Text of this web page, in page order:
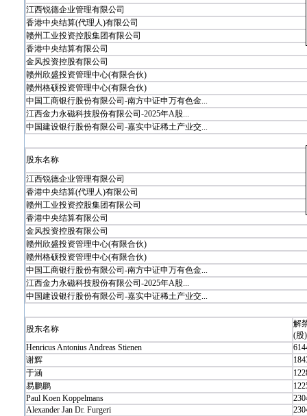
江西锐德企业管理有限公司
香港中央结算(代理人)有限公司
赣州工业投资控股集团有限公司
香港中央结算有限公司
金风投资控股有限公司
赣州欣盛投资管理中心(有限合伙)
赣州格硕投资管理中心(有限合伙)
中国工商银行股份有限公司-南方中证申万有色金...
江西金力永磁科技股份有限公司-2025年A股...
中国建设银行股份有限公司-嘉实中证稀土产业交...
股东名称
江西锐德企业管理有限公司
香港中央结算(代理人)有限公司
赣州工业投资控股集团有限公司
香港中央结算有限公司
金风投资控股有限公司
赣州欣盛投资管理中心(有限合伙)
赣州格硕投资管理中心(有限合伙)
中国工商银行股份有限公司-南方中证申万有色金...
江西金力永磁科技股份有限公司-2025年A股...
中国建设银行股份有限公司-嘉实中证稀土产业交...
股东名称
解
(股)
Henricus Antonius Andreas Stienen
谢辉
于涵
易鹏鹏
Paul Koen Koppelmans
Alexander Jan Dr. Furgeri